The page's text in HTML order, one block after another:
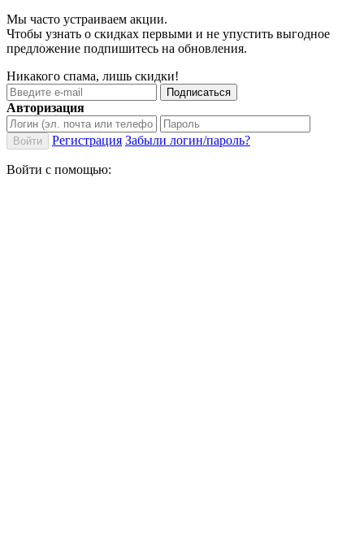
Мы часто устраиваем акции.
Чтобы узнать о скидках первыми и не упустить выгодное
предложение подпишитесь на обновления.
Никакого спама, лишь скидки!
Подписаться
Авторизация
Войти Регистрация Забыли логин/пароль?
Войти с помощью: